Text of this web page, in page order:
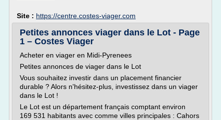
Site : https://centre.costes-viager.com
Petites annonces viager dans le Lot - Page
1 – Costes Viager
Acheter en viager en Midi-Pyrenees
Petites annonces de viager dans le Lot
Vous souhaitez investir dans un placement financier
durable ? Alors n'hésitez-plus, investissez dans un viager
dans le Lot !
Le Lot est un département français comptant environ
169 531 habitants avec comme villes principales : Cahors